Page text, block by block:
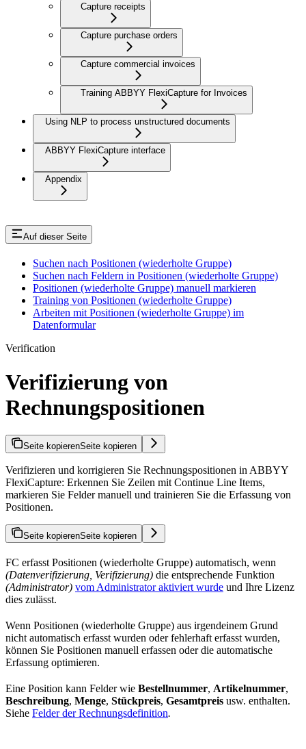
Capture receipts
Capture purchase orders
Capture commercial invoices
Training ABBYY FlexiCapture for Invoices
Using NLP to process unstructured documents
ABBYY FlexiCapture interface
Appendix
Auf dieser Seite
Suchen nach Positionen (wiederholte Gruppe)
Suchen nach Feldern in Positionen (wiederholte Gruppe)
Positionen (wiederholte Gruppe) manuell markieren
Training von Positionen (wiederholte Gruppe)
Arbeiten mit Positionen (wiederholte Gruppe) im
Datenformular
Verification
Verifizierung von
Rechnungspositionen
Seite kopierenSeite kopieren
Verifizieren und korrigieren Sie Rechnungspositionen in ABBYY
FlexiCapture: Erkennen Sie Zeilen mit Continue Line Items,
markieren Sie Felder manuell und trainieren Sie die Erfassung von
Positionen.
Seite kopierenSeite kopieren
FC erfasst Positionen (wiederholte Gruppe) automatisch, wenn
(Datenverifizierung, Verifizierung) die entsprechende Funktion
(Administrator) vom Administrator aktiviert wurde und Ihre Lizenz
dies zulässt.
Wenn Positionen (wiederholte Gruppe) aus irgendeinem Grund
nicht automatisch erfasst wurden oder fehlerhaft erfasst wurden,
können Sie Positionen manuell erfassen oder die automatische
Erfassung optimieren.
Eine Position kann Felder wie Bestellnummer, Artikelnummer,
Beschreibung, Menge, Stückpreis, Gesamtpreis usw. enthalten.
Siehe Felder der Rechnungsdefinition.